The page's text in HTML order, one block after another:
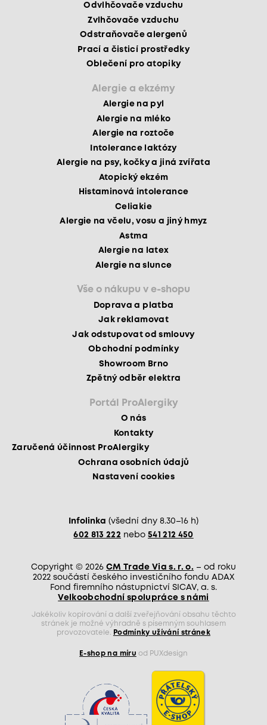
Odvlhčovače vzduchu
Zvlhčovače vzduchu
Odstraňovače alergenů
Prací a čisticí prostředky
Oblečení pro atopiky
Alergie a ekzémy
Alergie na pyl
Alergie na mléko
Alergie na roztoče
Intolerance laktózy
Alergie na psy, kočky a jiná zvířata
Atopický ekzém
Histaminová intolerance
Celiakie
Alergie na včelu, vosu a jiný hmyz
Astma
Alergie na latex
Alergie na slunce
Vše o nákupu v e-shopu
Doprava a platba
Jak reklamovat
Jak odstupovat od smlouvy
Obchodní podmínky
Showroom Brno
Zpětný odběr elektra
Portál ProAlergiky
O nás
Kontakty
Zaručená účinnost ProAlergiky
Ochrana osobních údajů
Nastavení cookies
Infolinka (všední dny 8.30–16 h)
602 813 222 nebo 541 212 450
Copyright © 2026 CM Trade Via s. r. o. – od roku
2022 součástí českého investičního fondu ADAX
Fond firemního nástupnictví SICAV, a. s.
Velkoobchodní spolupráce s námi
Jakékoliv kopírování a další zveřejňování obsahu těchto
stránek je možné výhradně s písemným souhlasem
provozovatele.
Podmínky užívání stránek
E-shop na míru od PUXdesign